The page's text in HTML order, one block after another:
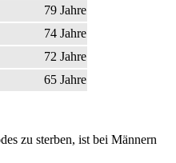
79 Jahre
74 Jahre
72 Jahre
65 Jahre
zu sterben, ist bei Männern